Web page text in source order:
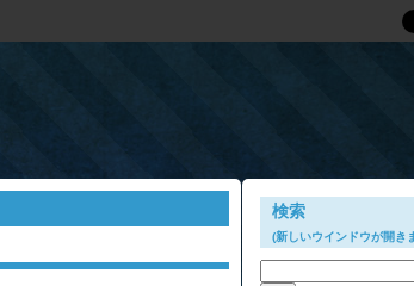
なと・・・市民の声をきくことに対する本気さを感じます。
検索
(新しいウインドウが開き